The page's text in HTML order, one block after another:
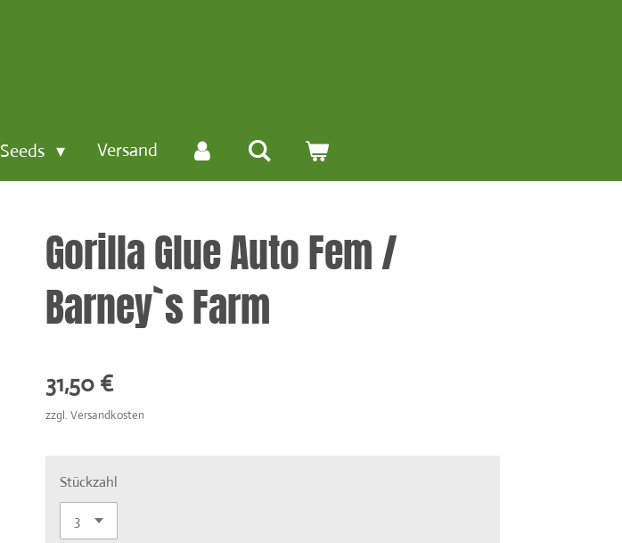
Seeds Versand
Gorilla Glue Auto Fem /
Barney`s Farm
31,50 €
zzgl. Versandkosten
Stückzahl